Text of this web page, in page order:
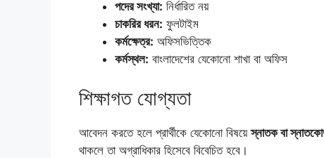
পদের সংখ্যা: নির্ধারিত নয়
চাকরির ধরন: ফুলটাইম
কর্মক্ষেত্র: অফিসভিত্তিক
কর্মস্থল: বাংলাদেশের যেকোনো শাখা বা অফিস
শিক্ষাগত যোগ্যতা
আবেদন করতে হলে প্রার্থীকে যেকোনো বিষয়েস্নাতক বা
থাকলে তা অগ্রাধিকার হিসেবে বিবেচিত হবে।